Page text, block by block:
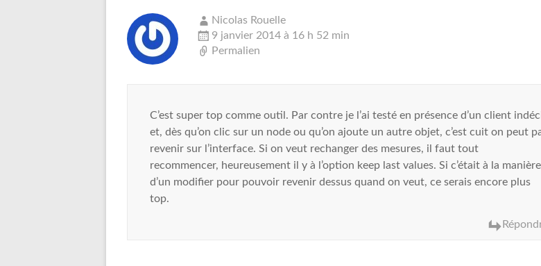
Nicolas Rouelle
9 janvier 2014 à 16 h 52 min
Permalien
C’est super top comme outil. Par contre je l’ai testé en présence d’un client
et, dès qu’on clic sur un node ou qu’on ajoute un autre objet, c’est cuit on peut
revenir sur l’interface. Si on veut rechanger des mesures, il faut tout
recommencer, heureusement il y à l’option keep last values. Si c’était à la manière
d’un modifier pour pouvoir revenir dessus quand on veut, ce serais encore plus
top.